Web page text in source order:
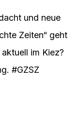
und neue
Zeiten“ geht
im Kiez?
#GZSZ